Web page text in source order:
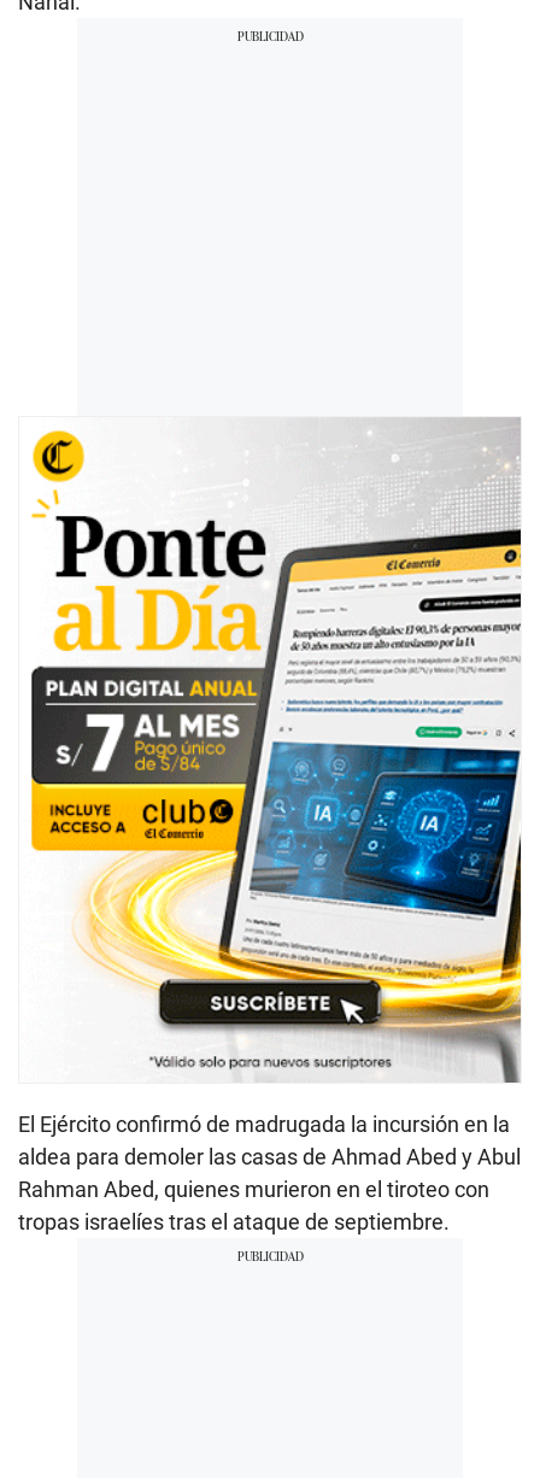
El Ejército confirmó de madrugada la incursión en la
aldea para demoler las casas de Ahmad Abed y Abul
Rahman Abed, quienes murieron en el tiroteo con
tropas israelíes tras el ataque de septiembre.